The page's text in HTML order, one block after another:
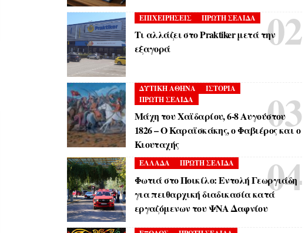
ΕΠΙΧΕΙΡΗΣΕΙΣ ΠΡΩΤΗ ΣΕΛΙΔΑ
Τι αλλάζει στο Praktiker μετά την
εξαγορά
ΔΥΤΙΚΗ ΑΘΗΝΑ
ΙΣΤΟΡΙΑ
ΠΡΩΤΗ ΣΕΛΙΔΑ
Μάχη του Χαϊδαρίου, 6-8 Αυγούστου
1826 – Ο Καραϊσκάκης, ο Φαβιέρος και ο
Κιουταχής
ΕΛΛΑΔΑ ΠΡΩΤΗ ΣΕΛΙΔΑ
Φωτιά στο Ποικίλο: Εντολή Γεωργιάδη
για πειθαρχική διαδικασία κατά
εργαζόμενων του ΨΝΑ Δαφνίου